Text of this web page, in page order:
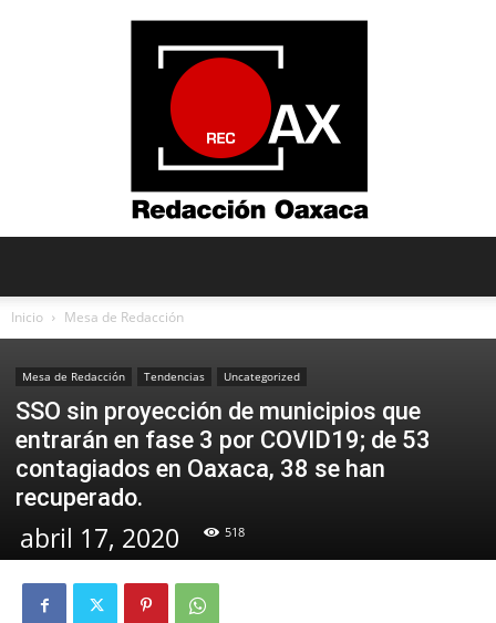
Oaxaca
Inicio Mesa de Redacción
Mesa de Redacción Tendencias Uncategorized
SSO sin proyección de municipios que
entrarán en fase 3 por COVID19; de 53
contagiados en Oaxaca, 38 se han
recuperado.
abril 17, 2020 518